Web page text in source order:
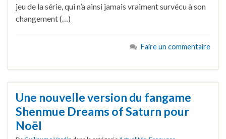
jeu de la série, qui n’a ainsi jamais vraiment survécu à son
changement (…)
Faire un commentaire
Une nouvelle version du fangame
Shenmue Dreams of Saturn pour
Noël